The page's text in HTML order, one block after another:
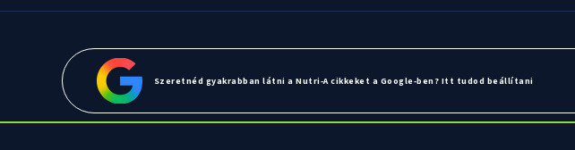
Szeretnéd gyakrabban látni a Nutri-A cikkeket a Google-ben? Itt tudod beállítani